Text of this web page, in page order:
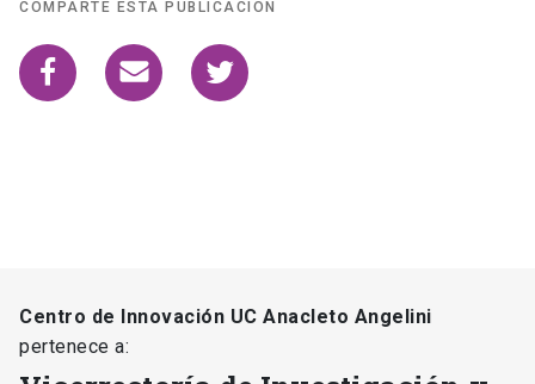
COMPARTE ESTA PUBLICACIÓN
Centro de Innovación UC Anacleto Angelini
pertenece a: